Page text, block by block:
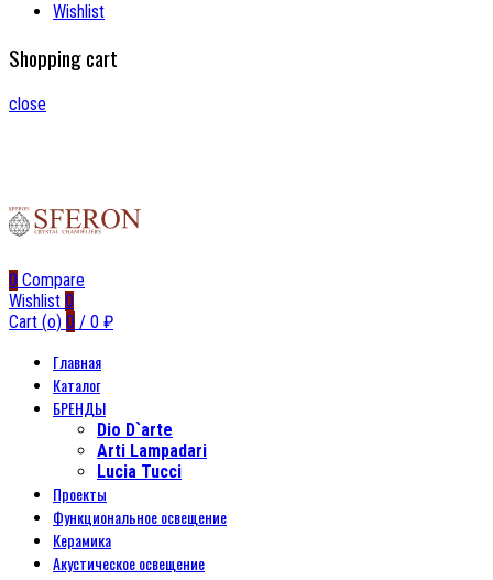
Wishlist
Shopping cart
close
0 Compare
Wishlist 0
Cart (o) 0 / 0 ₽
Главная
Каталог
БРЕНДЫ
Dio D`arte
Arti Lampadari
Lucia Tucci
Проекты
Функциональное освещение
Керамика
Акустическое освещение